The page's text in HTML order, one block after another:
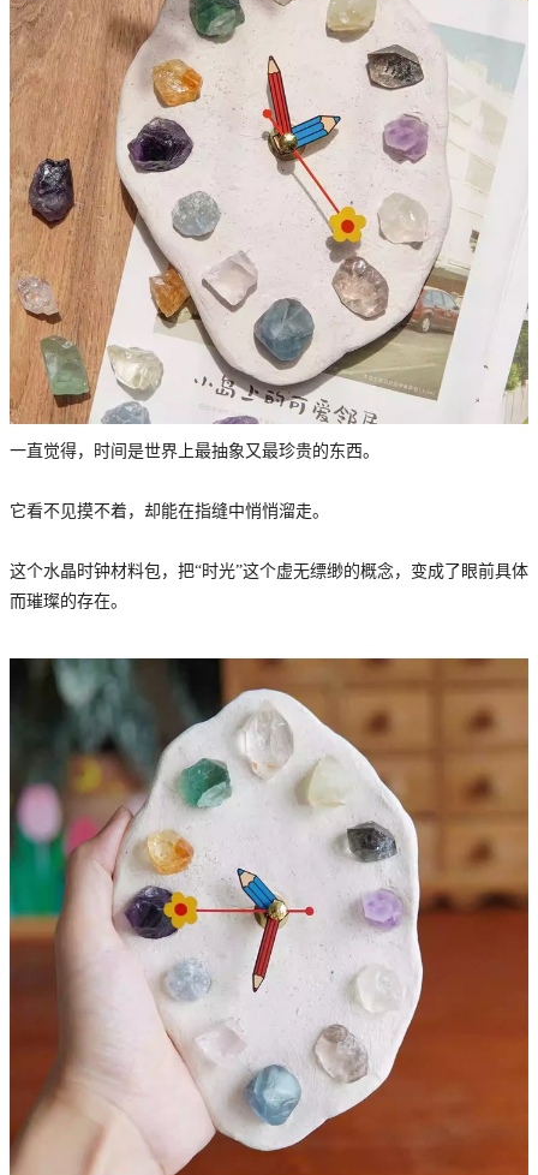
一直觉得，时间是世界上最抽象又最珍贵的东西。
它看不见摸不着，却能在指缝中悄悄溜走。
这个水晶时钟材料包，把“时光”这个虚无缥缈的概念，变成了眼前具体
而璀璨的存在。